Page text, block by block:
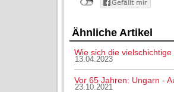
Ähnliche Artikel
Wie sich die
13.04.2023
Vor 65 Jahren: Ungarn -
23.10.2021